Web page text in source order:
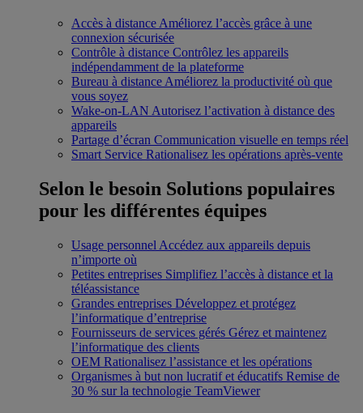
Accès à distance Améliorez l’accès grâce à une
connexion sécurisée
Contrôle à distance Contrôlez les appareils
indépendamment de la plateforme
Bureau à distance Améliorez la productivité où que
vous soyez
Wake-on-LAN Autorisez l’activation à distance des
appareils
Partage d’écran Communication visuelle en temps réel
Smart Service Rationalisez les opérations après-vente
Selon le besoin Solutions populaires
pour les différentes équipes
Usage personnel Accédez aux appareils depuis
n’importe où
Petites entreprises Simplifiez l’accès à distance et la
téléassistance
Grandes entreprises Développez et protégez
l’informatique d’entreprise
Fournisseurs de services gérés Gérez et maintenez
l’informatique des clients
OEM Rationalisez l’assistance et les opérations
Organismes à but non lucratif et éducatifs Remise de
30 % sur la technologie TeamViewer